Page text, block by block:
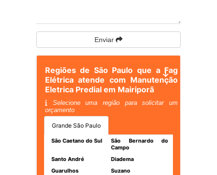
Enviar
Regiões de São Paulo que a Fag
Elétrica atende com Manutenção
Eletrica Predial em Mairiporã
Selecione uma região para solicitar um
orçamento
Grande São Paulo
São Caetano do Sul
São Bernardo do
Campo
Santo André
Diadema
Guarulhos
Suzano